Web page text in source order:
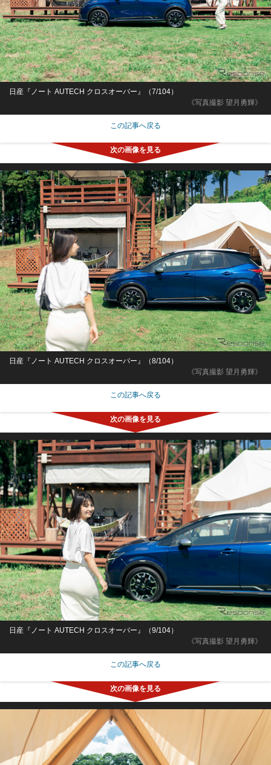
《写真撮影 望月勇輝》
日産『ノート AUTECH クロスオーバー』（7/104）
この記事へ戻る
《写真撮影 望月勇輝》
日産『ノート AUTECH クロスオーバー』（8/104）
この記事へ戻る
《写真撮影 望月勇輝》
日産『ノート AUTECH クロスオーバー』（9/104）
この記事へ戻る